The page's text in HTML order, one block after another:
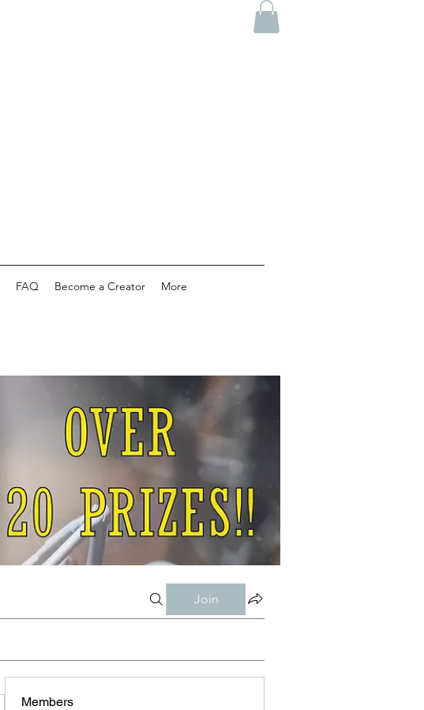
FAQ Become a Creator More
Join
Members